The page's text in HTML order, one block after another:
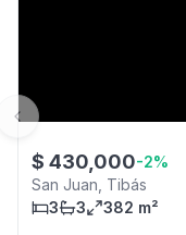
$ 430,000-2%
San Juan, Tibás
3
3 382 m²
Previous slide